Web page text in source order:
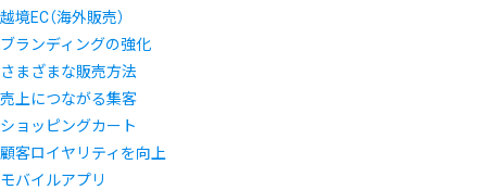
越境EC（海外販売）
ブランディングの強化
さまざまな販売方法
売上につながる集客
ショッピングカート
顧客ロイヤリティを向上
モバイルアプリ